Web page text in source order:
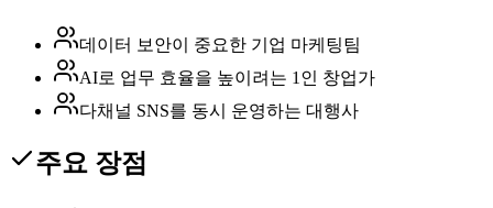
데이터 보안이 중요한 기업 마케팅팀
AI로 업무 효율을 높이려는 1인 창업가
다채널 SNS를 동시 운영하는 대행사
주요 장점